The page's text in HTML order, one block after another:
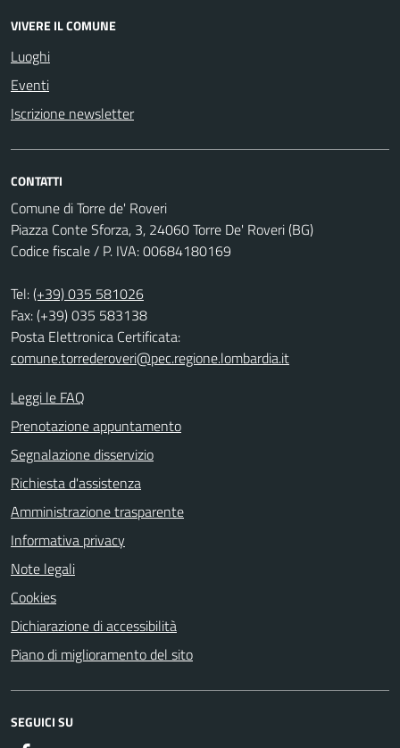
VIVERE IL COMUNE
Luoghi
Eventi
Iscrizione newsletter
CONTATTI
Comune di Torre de' Roveri
Piazza Conte Sforza, 3, 24060 Torre De' Roveri (BG)
Codice fiscale / P. IVA: 00684180169
Tel:(+39) 035 581026
Fax: (+39) 035 583138
Posta Elettronica Certificata:
comune.torrederoveri@pec.regione.lombardia.it
Leggi le FAQ
Prenotazione appuntamento
Segnalazione disservizio
Richiesta d'assistenza
Amministrazione trasparente
Informativa privacy
Note legali
Cookies
Dichiarazione di accessibilità
Piano di miglioramento del sito
SEGUICI SU